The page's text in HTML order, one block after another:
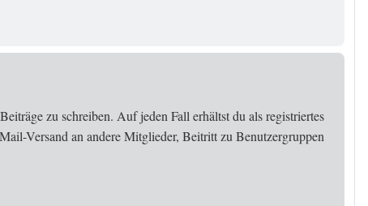
zu schreiben. Auf jeden Fall erhältst du als registriertes
Versand an andere Mitglieder, Beitritt zu Benutzergruppen